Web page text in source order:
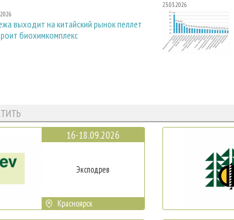
выходит на китайский рынок пеллет
биохимкомплекс
23.03.2026
16-18.09.2026
Эксподрев
Красноярск